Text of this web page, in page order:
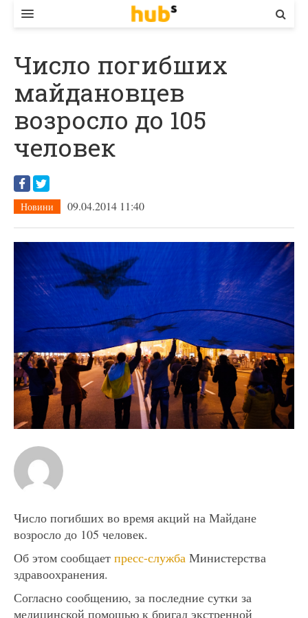
ЕКОНОМІКА
БІЗНЕС
СТАРТЕР
КОНТАКТИ
Число погибших
майдановцев
возросло до 105
человек
Новини 09.04.2014 11:40
Число погибших во время акций на Майдане
возросло до 105 человек.
Об этом сообщает пресс-служба Министерства
здравоохранения.
Согласно сообщению, за последние сутки за
медицинской помощью к бригад экстренной